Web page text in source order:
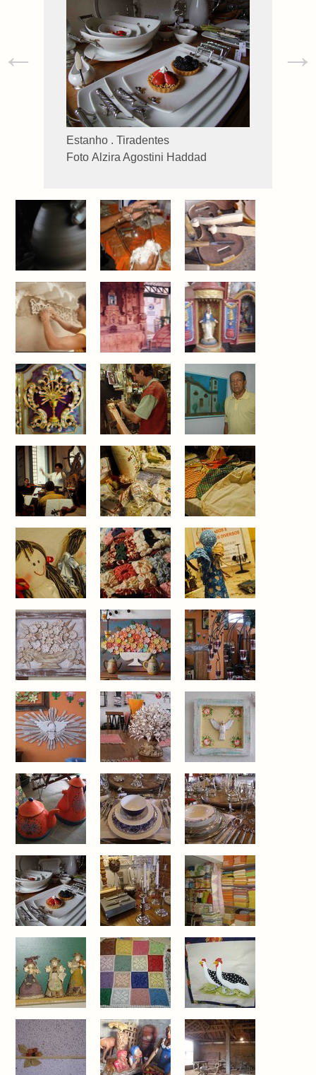
Estanho . Tiradentes
Foto Alzira Agostini Haddad
← →